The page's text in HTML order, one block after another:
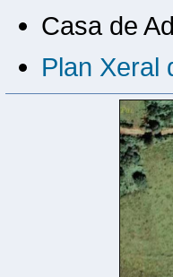
Casa de
Plan Xeral